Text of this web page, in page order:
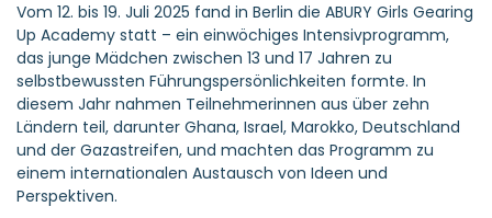
Vom 12. bis 19. Juli 2025 fand in Berlin die ABURY Girls Gearing
Up Academy statt – ein einwöchiges Intensivprogramm,
das junge Mädchen zwischen 13 und 17 Jahren zu
selbstbewussten Führungspersönlichkeiten formte. In
diesem Jahr nahmen Teilnehmerinnen aus über zehn
Ländern teil, darunter Ghana, Israel, Marokko, Deutschland
und der Gazastreifen, und machten das Programm zu
einem internationalen Austausch von Ideen und
Perspektiven.